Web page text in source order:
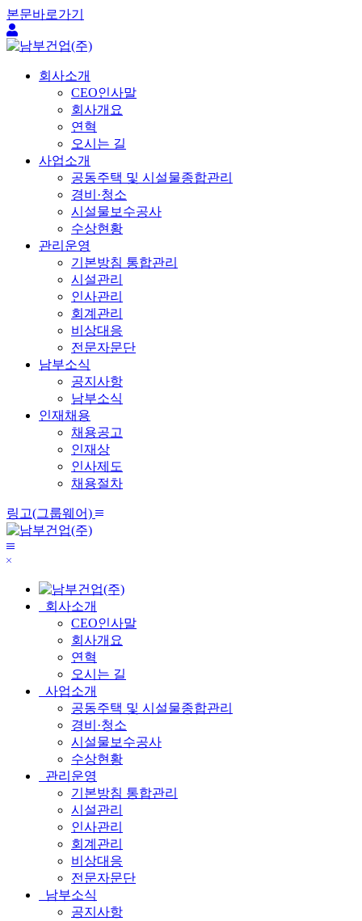
본문바로가기
회사소개
CEO인사말
회사개요
연혁
오시는 길
사업소개
공동주택 및 시설물종합관리
경비·청소
시설물보수공사
수상현황
관리운영
기본방침 통합관리
시설관리
인사관리
회계관리
비상대응
전문자문단
남부소식
공지사항
남부소식
인재채용
채용공고
인재상
인사제도
채용절차
링고(그룹웨어) 링전
메
닫
회사소개
CEO인사말
회사개요
연혁
오시는 길
사업소개
공동주택 및 시설물종합관리
경비·청소
시설물보수공사
수상현황
관리운영
기본방침 통합관리
시설관리
인사관리
회계관리
비상대응
전문자문단
남부소식
공지사항